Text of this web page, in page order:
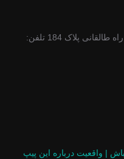
نشانی: تهران خ شریعتی بالاتر از سه راه طالقانی پلاک 184 تلفن:
| واقعیت درباره این پیپ